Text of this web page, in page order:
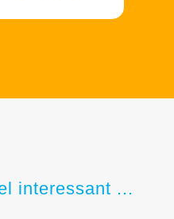
interessant ...